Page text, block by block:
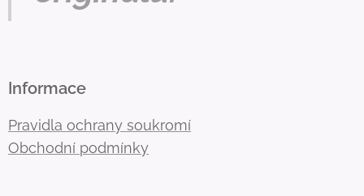
Informace
Pravidla ochrany soukromí
Obchodní podmínky